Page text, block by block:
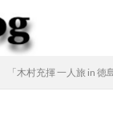
「木村充揮 一人旅 in 徳